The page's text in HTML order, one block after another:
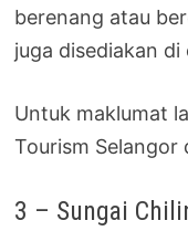
berenang atau
juga disediakan di
Untuk maklumat
Tourism Selangor
3 – Sungai